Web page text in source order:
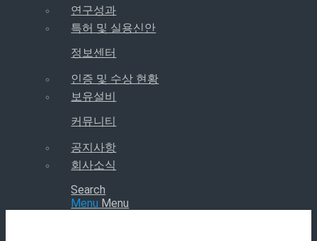
연구성과
특허 및 실용신안
정보센터
인증 및 수상 현황
보유설비
커뮤니티
공지사항
회사소식
Search
Menu Menu